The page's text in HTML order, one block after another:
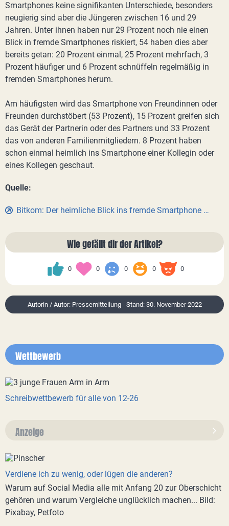
Smartphones keine signifikanten Unterschiede, besonders
neugierig sind aber die Jüngeren zwischen 16 und 29
Jahren. Unter ihnen haben nur 29 Prozent noch nie einen
Blick in fremde Smartphones riskiert, 54 haben dies aber
bereits getan: 20 Prozent einmal, 25 Prozent mehrfach, 3
Prozent häufiger und 6 Prozent schnüffeln regelmäßig in
fremden Smartphones herum.
Am häufigsten wird das Smartphone von Freundinnen oder
Freunden durchstöbert (53 Prozent), 15 Prozent greifen sich
das Gerät der Partnerin oder des Partners und 33 Prozent
das von anderen Familienmitgliedern. 8 Prozent haben
schon einmal heimlich ins Smartphone einer Kollegin oder
eines Kollegen geschaut.
Quelle:
Bitkom: Der heimliche Blick ins fremde Smartphone …
Wie gefällt dir der Artikel?
0 0 0 0 0
Autorin / Autor: Pressemitteilung - Stand: 30. November 2022
Wettbewerb
Schreibwettbewerb für alle von 12-26
Anzeige
Verdiene ich zu wenig, oder lügen die anderen?
Warum auf Social Media alle mit Anfang 20 zur Oberschicht
gehören und warum Vergleiche unglücklich machen... Bild:
Pixabay, Petfoto